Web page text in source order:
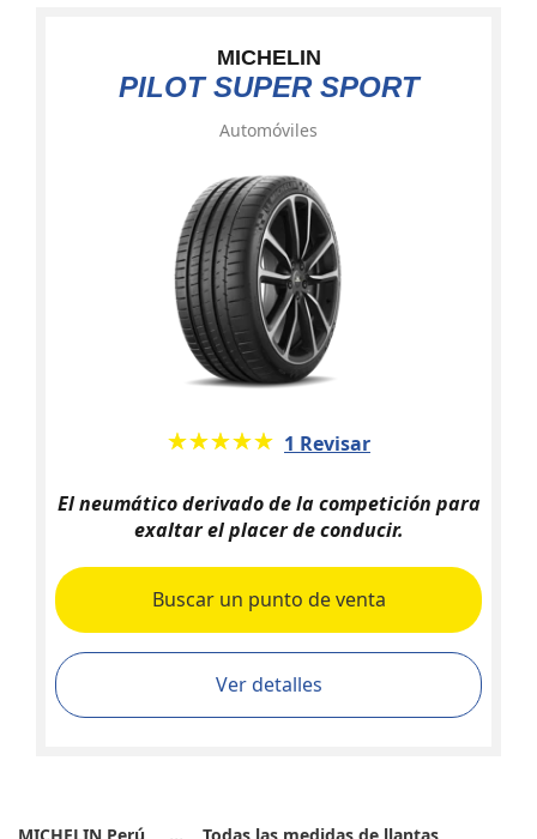
MICHELIN
PILOT SUPER SPORT
Automóviles
★★★★★
☆☆☆☆☆ 1 Revisar
El neumático derivado de la competición para
exaltar el placer de conducir.
Buscar un punto de venta
Ver detalles